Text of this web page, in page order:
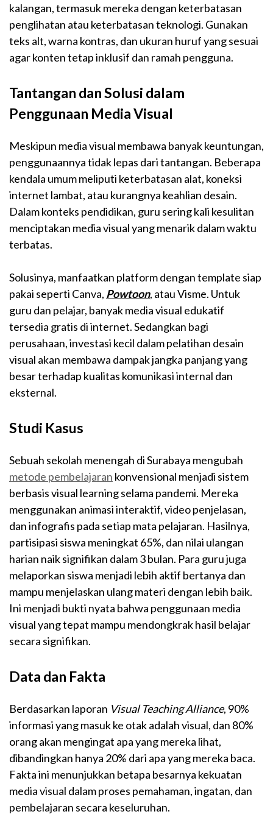
kalangan, termasuk mereka dengan keterbatasan
penglihatan atau keterbatasan teknologi. Gunakan
teks alt, warna kontras, dan ukuran huruf yang sesuai
agar konten tetap inklusif dan ramah pengguna.
Tantangan dan Solusi dalam
Penggunaan Media Visual
Meskipun media visual membawa banyak keuntungan,
penggunaannya tidak lepas dari tantangan. Beberapa
kendala umum meliputi keterbatasan alat, koneksi
internet lambat, atau kurangnya keahlian desain.
Dalam konteks pendidikan, guru sering kali kesulitan
menciptakan media visual yang menarik dalam waktu
terbatas.
Solusinya, manfaatkan platform dengan template siap
pakai seperti Canva, Powtoon, atau Visme. Untuk
guru dan pelajar, banyak media visual edukatif
tersedia gratis di internet. Sedangkan bagi
perusahaan, investasi kecil dalam pelatihan desain
visual akan membawa dampak jangka panjang yang
besar terhadap kualitas komunikasi internal dan
eksternal.
Studi Kasus
Sebuah sekolah menengah di Surabaya mengubah
metode pembelajaran konvensional menjadi sistem
berbasis visual learning selama pandemi. Mereka
menggunakan animasi interaktif, video penjelasan,
dan infografis pada setiap mata pelajaran. Hasilnya,
partisipasi siswa meningkat 65%, dan nilai ulangan
harian naik signifikan dalam 3 bulan. Para guru juga
melaporkan siswa menjadi lebih aktif bertanya dan
mampu menjelaskan ulang materi dengan lebih baik.
Ini menjadi bukti nyata bahwa penggunaan media
visual yang tepat mampu mendongkrak hasil belajar
secara signifikan.
Data dan Fakta
Berdasarkan laporan Visual Teaching Alliance, 90%
informasi yang masuk ke otak adalah visual, dan 80%
orang akan mengingat apa yang mereka lihat,
dibandingkan hanya 20% dari apa yang mereka baca.
Fakta ini menunjukkan betapa besarnya kekuatan
media visual dalam proses pemahaman, ingatan, dan
pembelajaran secara keseluruhan.